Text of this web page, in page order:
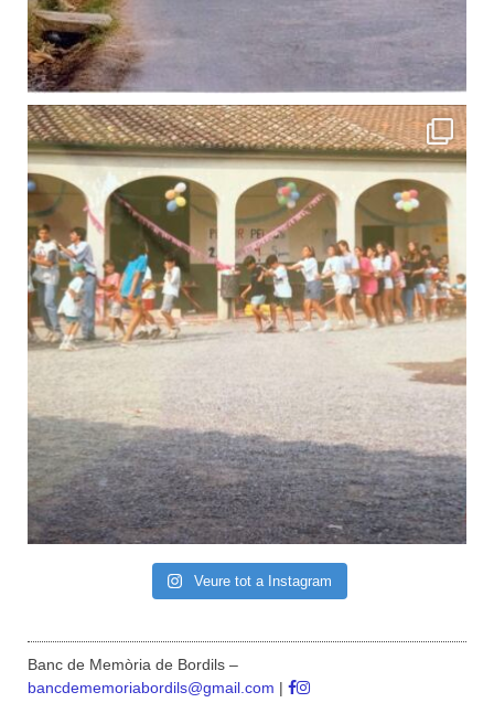
Veure tot a Instagram
Banc de Memòria de Bordils –
bancdememoriabordils@gmail.com |